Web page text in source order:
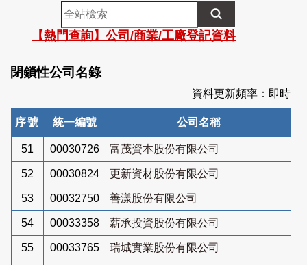
全
站
檢
索
【熱門查詢】公司/商業/工廠登記資料
閉鎖性公司名錄
資料更新頻率：即時
序號 統一編號 公司名稱
51 00030726 富茂資本股份有限公司
52 00030824 更新資材股份有限公司
53 00032750 善漾股份有限公司
54 00033358 薪承投資股份有限公司
55 00033765 瑞城實業股份有限公司